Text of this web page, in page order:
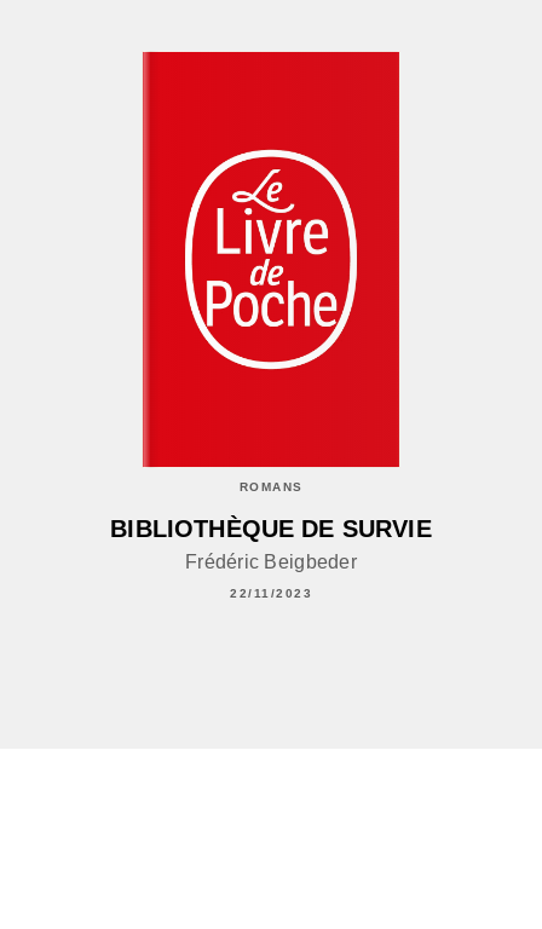
ROMANS
BIBLIOTHÈQUE DE SURVIE
Frédéric Beigbeder
22/11/2023